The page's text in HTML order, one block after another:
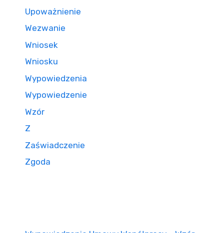
Upoważnienie
Wezwanie
Wniosek
Wniosku
Wypowiedzenia
Wypowiedzenie
Wzór
Z
Zaświadczenie
Zgoda